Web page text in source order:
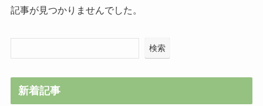
記事が見つかりませんでした。
検索
新着記事